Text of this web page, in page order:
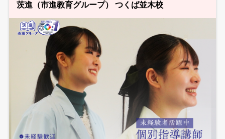
茨進（市進教育グループ） つくば並木校